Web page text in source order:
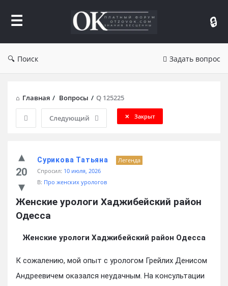
Отзывы
Поиск Задать вопрос
Главная / Вопросы / Q 125225
Следующий Закрыт
20
Сурикова Татьяна
Легенда
Спросил: 10 июля, 2026
В: Про женских урологов
Женские урологи Хаджибейский район
Одесса
Женские урологи Хаджибейский район Одесса
К сожалению, мой опыт с урологом Грейлих Денисом
Андреевичем оказался неудачным. На консультации